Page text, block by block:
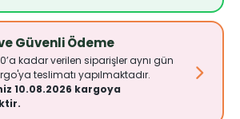
Güvenli Ödeme
kadar verilen siparişler aynı gün
teslimatı yapılmaktadır.
10.08.2026 kargoya